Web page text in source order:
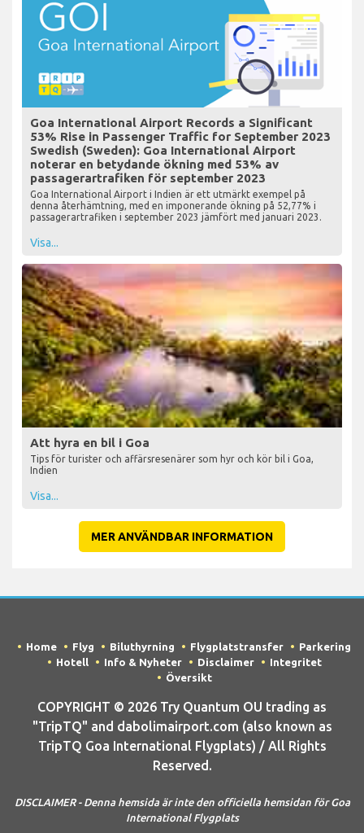
Goa International Airport Records a Significant
53% Rise in Passenger Traffic for September 2023
Swedish (Sweden): Goa International Airport
noterar en betydande ökning med 53% av
passagerartrafiken för september 2023
Goa International Airport i Indien är ett utmärkt exempel på
denna återhämtning, med en imponerande ökning på 52,77% i
passagerartrafiken i september 2023 jämfört med januari 2023.
Visa...
Att hyra en bil i Goa
Tips för turister och affärsresenärer som hyr och kör bil i Goa,
Indien
Visa...
MER ANVÄNDBAR INFORMATION
Home Flyg Biluthyrning Flygplatstransfer
Parkering
Hotell
Info & Nyheter Disclaimer
Integritet
Översikt
COPYRIGHT © 2026 Try Quantum OU trading as
"TripTQ" and dabolimairport.com (also known as
TripTQ Goa International Flygplats) / All Rights
Reserved.
DISCLAIMER - Denna hemsida är inte den officiella hemsidan för Goa
International Flygplats